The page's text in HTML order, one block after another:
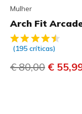
Mulher
Arch Fit
5 de 5 –
(195 críticas)
Preço com
€ 80,00 para
€